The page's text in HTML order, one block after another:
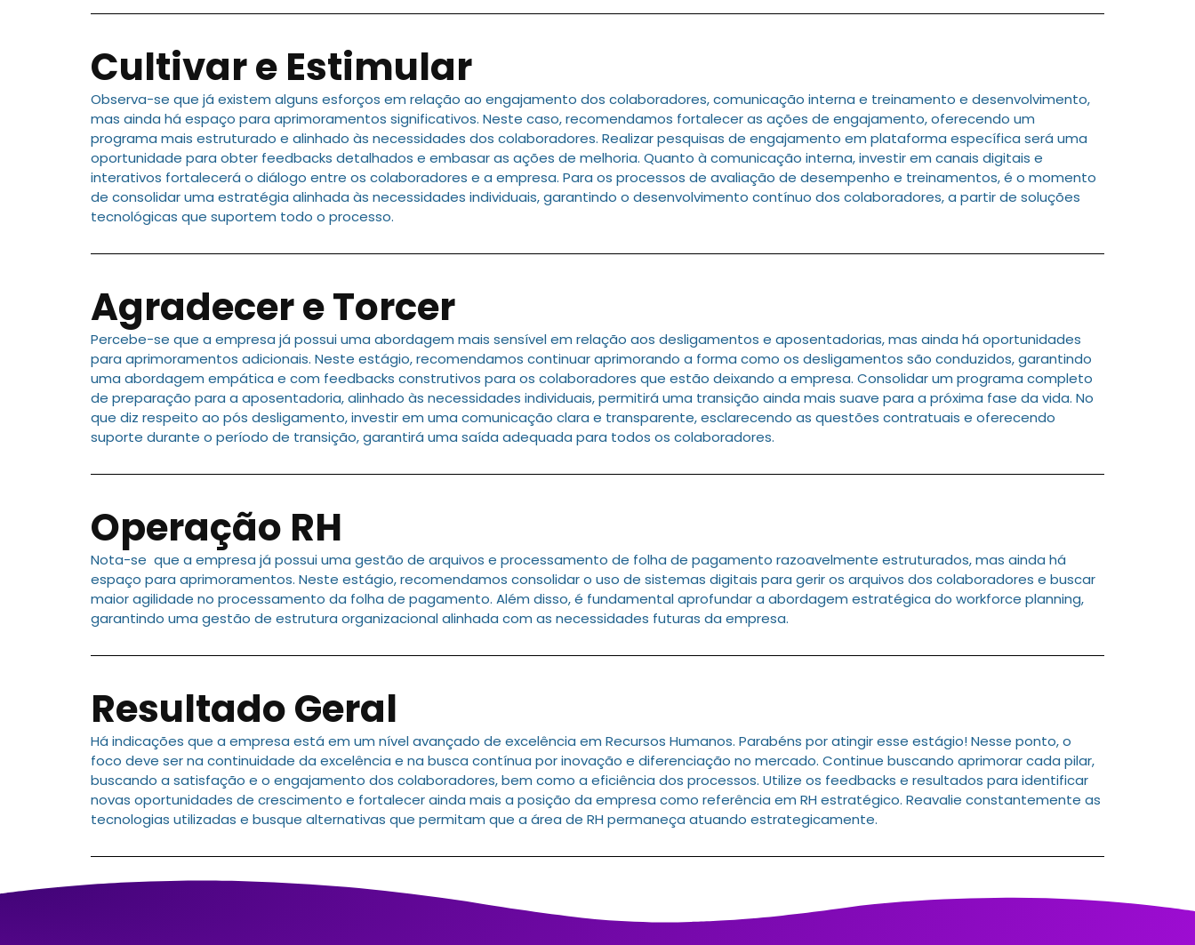
Cultivar e Estimular
Observa-se que já existem alguns esforços em relação ao engajamento dos colaboradores, comunicação interna e treinamento e desenvolvimento,
mas ainda há espaço para aprimoramentos significativos. Neste caso, recomendamos fortalecer as ações de engajamento, oferecendo um
programa mais estruturado e alinhado às necessidades dos colaboradores. Realizar pesquisas de engajamento em plataforma específica será uma
oportunidade para obter feedbacks detalhados e embasar as ações de melhoria. Quanto à comunicação interna, investir em canais digitais e
interativos fortalecerá o diálogo entre os colaboradores e a empresa. Para os processos de avaliação de desempenho e treinamentos, é o momento
de consolidar uma estratégia alinhada às necessidades individuais, garantindo o desenvolvimento contínuo dos colaboradores, a partir de soluções
tecnológicas que suportem todo o processo.
Agradecer e Torcer
Percebe-se que a empresa já possui uma abordagem mais sensível em relação aos desligamentos e aposentadorias, mas ainda há oportunidades
para aprimoramentos adicionais. Neste estágio, recomendamos continuar aprimorando a forma como os desligamentos são conduzidos, garantindo
uma abordagem empática e com feedbacks construtivos para os colaboradores que estão deixando a empresa. Consolidar um programa completo
de preparação para a aposentadoria, alinhado às necessidades individuais, permitirá uma transição ainda mais suave para a próxima fase da vida. No
que diz respeito ao pós desligamento, investir em uma comunicação clara e transparente, esclarecendo as questões contratuais e oferecendo
suporte durante o período de transição, garantirá uma saída adequada para todos os colaboradores.
Operação RH
Nota-se que a empresa já possui uma gestão de arquivos e processamento de folha de pagamento razoavelmente estruturados, mas ainda há
espaço para aprimoramentos. Neste estágio, recomendamos consolidar o uso de sistemas digitais para gerir os arquivos dos colaboradores e buscar
maior agilidade no processamento da folha de pagamento. Além disso, é fundamental aprofundar a abordagem estratégica do workforce planning,
garantindo uma gestão de estrutura organizacional alinhada com as necessidades futuras da empresa.
Resultado Geral
Há indicações que a empresa está em um nível avançado de excelência em Recursos Humanos. Parabéns por atingir esse estágio! Nesse ponto, o
foco deve ser na continuidade da excelência e na busca contínua por inovação e diferenciação no mercado. Continue buscando aprimorar cada pilar,
buscando a satisfação e o engajamento dos colaboradores, bem como a eficiência dos processos. Utilize os feedbacks e resultados para identificar
novas oportunidades de crescimento e fortalecer ainda mais a posição da empresa como referência em RH estratégico. Reavalie constantemente as
tecnologias utilizadas e busque alternativas que permitam que a área de RH permaneça atuando estrategicamente.